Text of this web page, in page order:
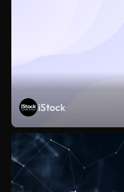
iStock